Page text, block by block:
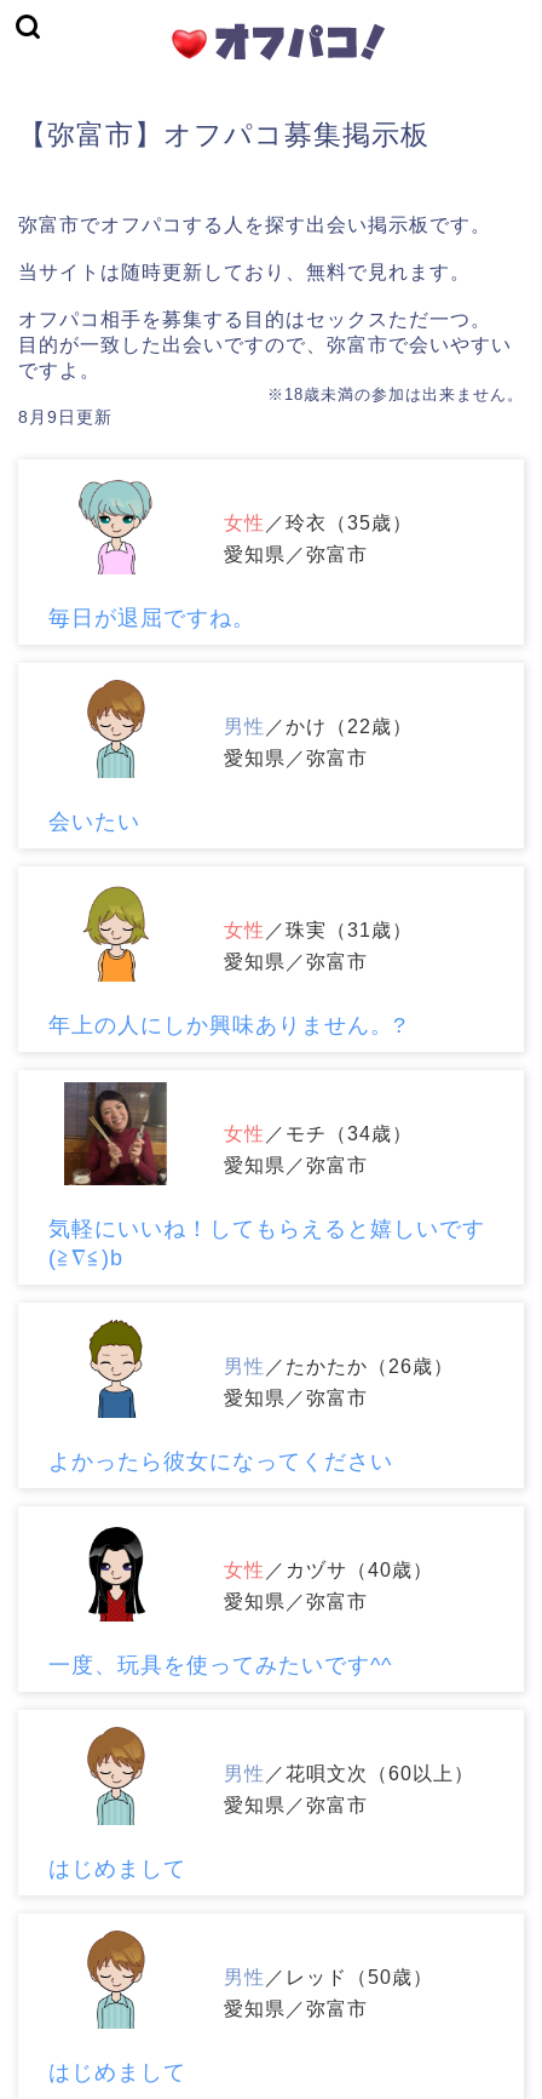
【弥富市】オフパコ募集掲示板
弥富市でオフパコする人を探す出会い掲示板です。
当サイトは随時更新しており、無料で見れます。
オフパコ相手を募集する目的はセックスただ一つ。
目的が一致した出会いですので、弥富市で会いやすい
ですよ。
※18歳未満の参加は出来ません。
8月9日更新
女性 ／玲衣（35歳）
愛知県／弥富市
毎日が退屈ですね。
男性 ／かけ（22歳）
愛知県／弥富市
会いたい
女性 ／珠実（31歳）
愛知県／弥富市
年上の人にしか興味ありません。?
女性 ／モチ（34歳）
愛知県／弥富市
気軽にいいね！してもらえると嬉しいです
(≧∇≦)b
男性 ／たかたか（26歳）
愛知県／弥富市
よかったら彼女になってください
女性 ／カヅサ（40歳）
愛知県／弥富市
一度、玩具を使ってみたいです^^
男性 ／花唄文次（60以上）
愛知県／弥富市
はじめまして
男性 ／レッド（50歳）
愛知県／弥富市
はじめまして